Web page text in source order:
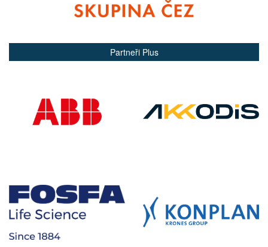
Partneři Plus